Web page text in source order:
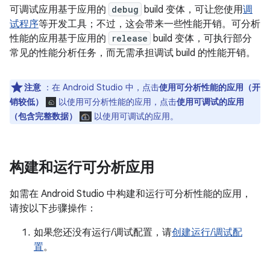
可调试应用基于应用的 debug build 变体，可让您使用调
试程序等开发工具；不过，这会带来一些性能开销。可分析
性能的应用基于应用的
release build 变体，可执行部分
常见的性能分析任务，而无需承担调试 build 的性能开销。
注意 ：在 Android Studio 中，点击使用可分析性能的应用（开
销较低）
以使用可分析性能的应用，点击使用可调试的应用
（包含完整数据）
以使用可调试的应用。
构建和运行可分析应用
如需在 Android Studio 中构建和运行可分析性能的应用，
请按以下步骤操作：
如果您还没有运行/调试配置，请创建运行/调试配
置。